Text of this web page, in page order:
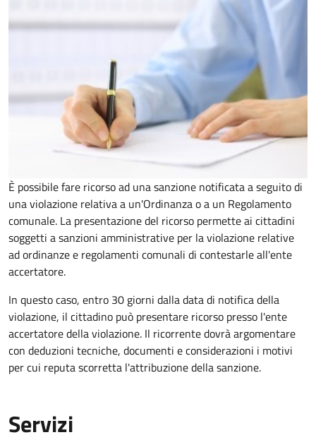
È possibile fare ricorso ad una sanzione notificata a seguito di
una violazione relativa a un'Ordinanza o a un Regolamento
comunale. La presentazione del ricorso permette ai cittadini
soggetti a sanzioni amministrative per la violazione relative
ad ordinanze e regolamenti comunali di contestarle all'ente
accertatore.
In questo caso, entro 30 giorni dalla data di notifica della
violazione, il cittadino può presentare ricorso presso l'ente
accertatore della violazione. Il ricorrente dovrà argomentare
con deduzioni tecniche, documenti e considerazioni i motivi
per cui reputa scorretta l'attribuzione della sanzione.
Servizi